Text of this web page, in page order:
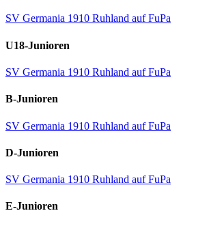
SV Germania 1910 Ruhland auf FuPa
U18-Junioren
SV Germania 1910 Ruhland auf FuPa
B-Junioren
SV Germania 1910 Ruhland auf FuPa
D-Junioren
SV Germania 1910 Ruhland auf FuPa
E-Junioren